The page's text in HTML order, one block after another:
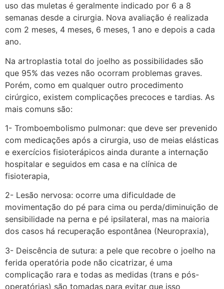
uso das muletas é geralmente indicado por 6 a 8
semanas desde a cirurgia. Nova avaliação é realizada
com 2 meses, 4 meses, 6 meses, 1 ano e depois a cada
ano.
Na artroplastia total do joelho as possibilidades são
que 95% das vezes não ocorram problemas graves.
Porém, como em qualquer outro procedimento
cirúrgico, existem complicações precoces e tardias. As
mais comuns são:
1- Tromboembolismo pulmonar: que deve ser prevenido
com medicações após a cirurgia, uso de meias elásticas
e exercícios fisioterápicos ainda durante a internação
hospitalar e seguidos em casa e na clínica de
fisioterapia,
2- Lesão nervosa: ocorre uma dificuldade de
movimentação do pé para cima ou perda/diminuição de
sensibilidade na perna e pé ipsilateral, mas na maioria
dos casos há recuperação espontânea (Neuropraxia),
3- Deiscência de sutura: a pele que recobre o joelho na
ferida operatória pode não cicatrizar, é uma
complicação rara e todas as medidas (trans e pós-
operatórias) são tomadas para evitar que isso